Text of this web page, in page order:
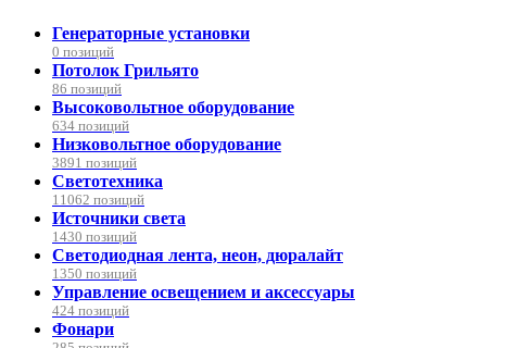
Генераторные установки
0 позиций
Потолок Грильято
86 позиций
Высоковольтное оборудование
634 позиций
Низковольтное оборудование
3891 позиций
Светотехника
11062 позиций
Источники света
1430 позиций
Светодиодная лента, неон, дюралайт
1350 позиций
Управление освещением и аксессуары
424 позиций
Фонари